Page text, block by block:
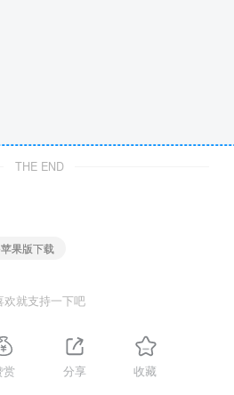
THE END
果版下载
欢就支持一下吧
赏 分享 收藏